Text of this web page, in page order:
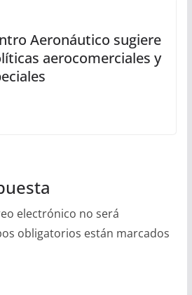
Aeronáutico sugiere
aerocomerciales y
electrónico no será
obligatorios están marcados